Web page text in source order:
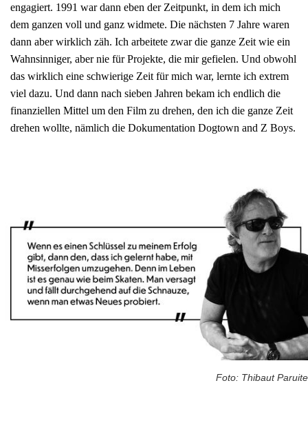
engagiert. 1991 war dann eben der Zeitpunkt, in dem ich mich
dem ganzen voll und ganz widmete. Die nächsten 7 Jahre waren
dann aber wirklich zäh. Ich arbeitete zwar die ganze Zeit wie ein
Wahnsinniger, aber nie für Projekte, die mir gefielen. Und obwohl
das wirklich eine schwierige Zeit für mich war, lernte ich extrem
viel dazu. Und dann nach sieben Jahren bekam ich endlich die
finanziellen Mittel um den Film zu drehen, den ich die ganze Zeit
drehen wollte, nämlich die Dokumentation Dogtown and Z Boys.
Foto: Thibaut Paruite